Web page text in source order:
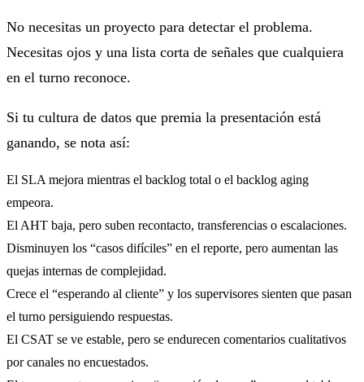
No necesitas un proyecto para detectar el problema.
Necesitas ojos y una lista corta de señales que cualquiera
en el turno reconoce.
Si tu cultura de datos que premia la presentación está
ganando, se nota así:
El SLA mejora mientras el backlog total o el backlog aging
empeora.
El AHT baja, pero suben recontacto, transferencias o escalaciones.
Disminuyen los “casos difíciles” en el reporte, pero aumentan las
quejas internas de complejidad.
Crece el “esperando al cliente” y los supervisores sienten que pasan
el turno persiguiendo respuestas.
El CSAT se ve estable, pero se endurecen comentarios cualitativos
por canales no encuestados.